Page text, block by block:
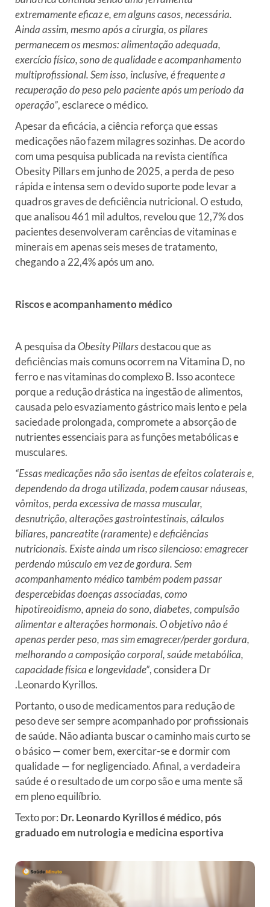
extremamente eficaz e, em alguns casos, necessária.
Ainda assim, mesmo após a cirurgia, os pilares
permanecem os mesmos: alimentação adequada,
exercício físico, sono de qualidade e acompanhamento
multiprofissional. Sem isso, inclusive, é frequente a
recuperação do peso pelo paciente após um período da
operação”, esclarece o médico.
Apesar daeficácia,a ciência reforça que essas
medicações não fazem milagres sozinhas. De acordo
com uma pesquisa publicada na revista científica
Obesity Pillars em junho de 2025, a perda de peso
rápida e intensa sem o devido suporte pode levar a
quadros graves de deficiência nutricional. O estudo,
que analisou 461 mil adultos, revelou que 12,7% dos
pacientes desenvolveram carências de vitaminas e
minerais em apenas seis meses de tratamento,
chegando a 22,4% após um ano.
Riscos e acompanhamento médico
A pesquisa daObesity Pillarsdestacou que as
deficiências mais comuns ocorrem na Vitamina D, no
ferro e nas vitaminas do complexo B. Isso acontece
porque a redução drástica na ingestão de alimentos,
causada pelo esvaziamento gástrico mais lento e pela
saciedade prolongada, compromete a absorção de
nutrientes essenciais para as funções metabólicas e
musculares.
“Essas medicações não são isentas de efeitos colaterais e,
dependendo da droga utilizada, podem causar náuseas,
vômitos, perda excessiva de massa muscular,
desnutrição, alterações gastrointestinais, cálculos
biliares, pancreatite (raramente) e deficiências
nutricionais. Existe ainda um risco silencioso: emagrecer
perdendo músculo em vez de gordura. Sem
acompanhamento médico também podem passar
despercebidas doenças associadas, como
hipotireoidismo, apneia do sono, diabetes, compulsão
alimentar e alterações hormonais. O objetivo não é
apenas perder peso, mas sim emagrecer/perder gordura,
melhorando a composição corporal, saúde metabólica,
capacidade física e longevidade”, considera Dr
.Leonardo Kyrillos.
Portanto, o uso de medicamentos para redução de
peso deve ser sempre acompanhado por profissionais
de saúde. Não adianta buscar o caminho mais curto se
o básico — comer bem, exercitar-se e dormir com
qualidade — for negligenciado. Afinal, a verdadeira
saúde é o resultado de um corpo são e uma mente sã
em pleno equilíbrio.
Texto por: Dr. Leonardo Kyrillos é médico, pós
graduado em nutrologia e medicina esportiva